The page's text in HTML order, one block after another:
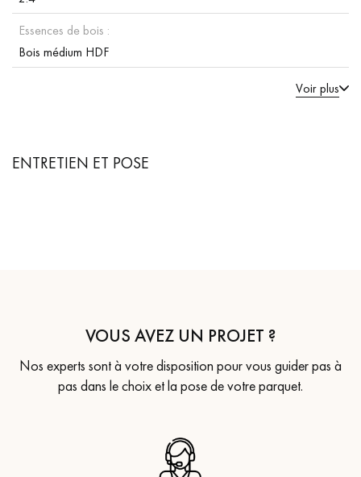
Essences de bois :
Bois médium HDF
Voir plus
ENTRETIEN ET POSE
VOUS AVEZ UN PROJET ?
Nos experts sont à votre disposition pour vous guider pas à
pas dans le choix et la pose de votre parquet.